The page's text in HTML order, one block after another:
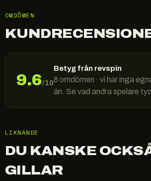
OMDÖMEN
9.6/10
Betyg från revspin
8 omdömen · vi har inga
än. Se vad andra spelare
LIKNANDE
DU KANSKE
GILLAR